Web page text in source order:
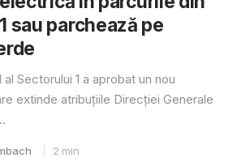
sau parchează pe
Sectorului 1 a aprobat un nou
extinde atribuțiile Direcției Generale
2 min